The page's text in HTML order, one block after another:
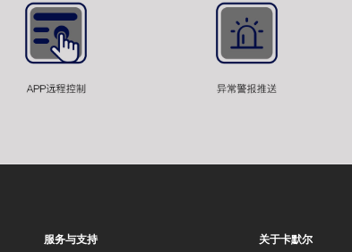
服务与支持 关于卡默尔